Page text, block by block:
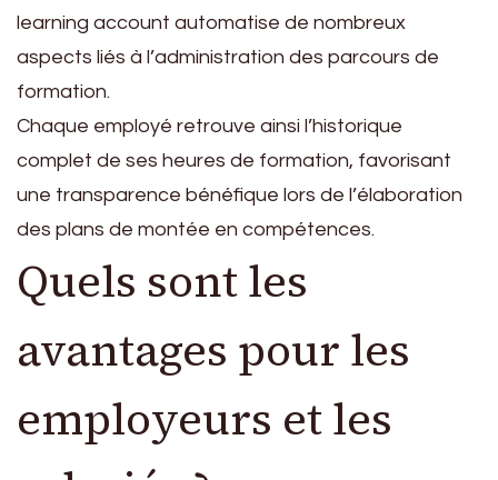
learning account automatise de nombreux
aspects liés à l’administration des parcours de
formation.
Chaque employé retrouve ainsi l’historique
complet de ses heures de formation, favorisant
une transparence bénéfique lors de l’élaboration
des plans de montée en compétences.
Quels sont les
avantages pour les
employeurs et les